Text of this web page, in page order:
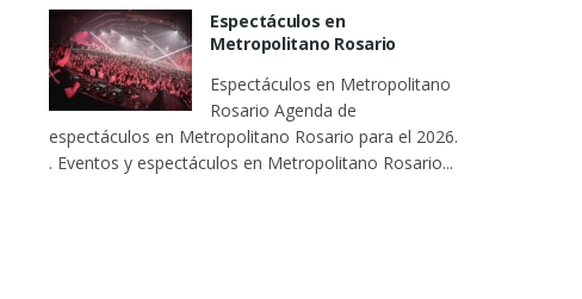
Espectáculos en
Metropolitano Rosario
Espectáculos en Metropolitano
Rosario Agenda de
espectáculos en Metropolitano Rosario para el 2026.
. Eventos y espectáculos en Metropolitano Rosario...